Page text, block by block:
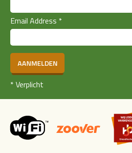
Email Address *
AANMELDEN
* Verplicht